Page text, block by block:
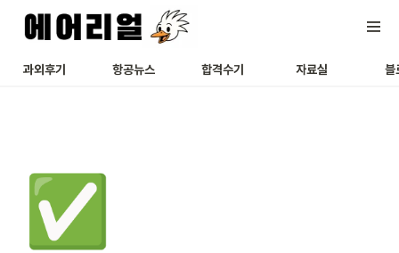
과외후기 항공뉴스 합격수기 자료실 블
✅